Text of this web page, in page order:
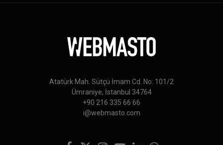
Atatürk Mah. Sütçü İmam Cd. No: 101/2
Ümraniye, İstanbul 34764
+90 216 335 66 66
i@webmasto.com